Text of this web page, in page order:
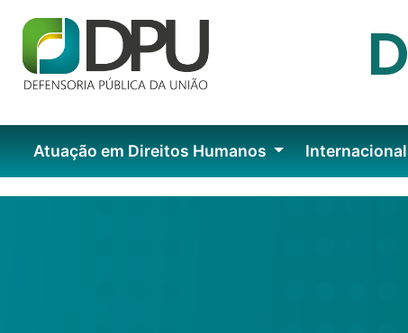
D
Atuação em Direitos Humanos Internacional